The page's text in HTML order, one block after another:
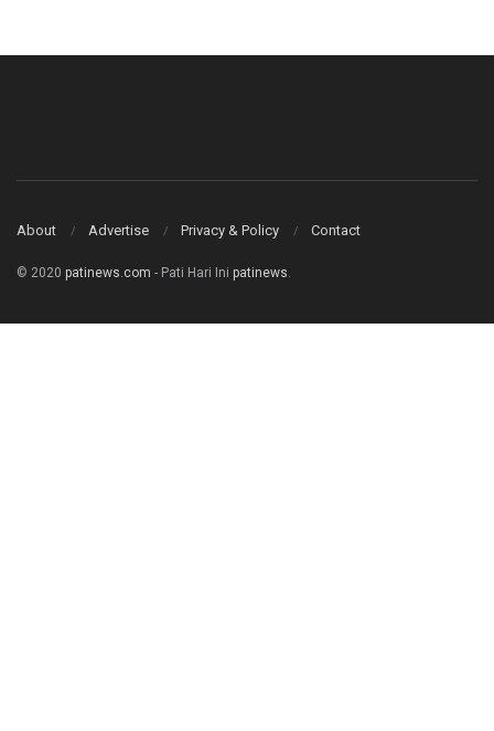
About Advertise Privacy & Policy Contact
© 2020 patinews.com - Pati Hari Ini patinews.